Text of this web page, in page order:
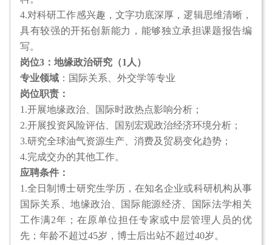
4.对科研工作感兴趣，文字功底深厚，逻辑思维清晰，
具有较强的开拓创新能力，能够独立承担课题报告编
写。
岗位3：地缘政治研究（1人）
专业领域 ：国际关系、外交学等专业
岗位职责：
1.开展地缘政治、国际时政热点影响分析；
2.开展投资风险评估、国别宏观政治经济环境分析；
3.研究全球油气资源生产、消费及贸易变化趋势；
4.完成交办的其他工作。
应聘条件：
1.全日制博士研究生学历，在知名企业或科研机构从事
国际关系、地缘政治、国际能源经济、国际法学相关
工作满2年；在原单位担任专家或中层管理人员的优
先；年龄不超过45岁，博士后出站不超过40岁。